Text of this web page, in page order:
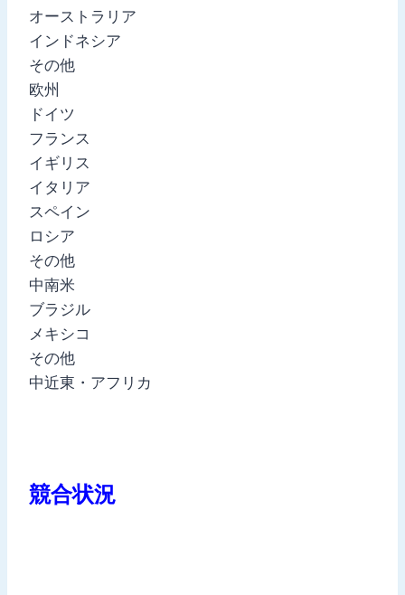
オーストラリア
インドネシア
その他
欧州
ドイツ
フランス
イギリス
イタリア
スペイン
ロシア
その他
中南米
ブラジル
メキシコ
その他
中近東・アフリカ
競合状況